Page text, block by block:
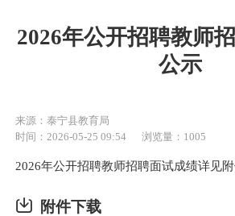
2026年公开招聘教师
公示
来源：泰宁县教育局
时间：2026-05-25 09:54
浏览量：1005
2026年公开招聘教师招聘面试成绩详见
附件下载